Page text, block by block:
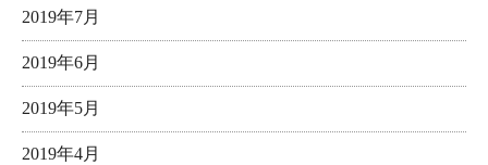
2019年7月
2019年6月
2019年5月
2019年4月